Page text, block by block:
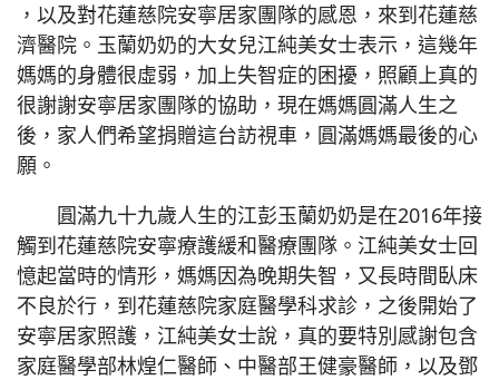
，以及對花蓮慈院安寧居家團隊的感恩，來到花蓮慈
濟醫院。玉蘭奶奶的大女兒江純美女士表示，這幾年
媽媽的身體很虛弱，加上失智症的困擾，照顧上真的
很謝謝安寧居家團隊的協助，現在媽媽圓滿人生之
後，家人們希望捐贈這台訪視車，圓滿媽媽最後的心
願。
圓滿九十九歲人生的江彭玉蘭奶奶是在2016年接
觸到花蓮慈院安寧療護緩和醫療團隊。江純美女士回
憶起當時的情形，媽媽因為晚期失智，又長時間臥床
不良於行，到花蓮慈院家庭醫學科求診，之後開始了
安寧居家照護，江純美女士說，真的要特別感謝包含
家庭醫學部林煌仁醫師、中醫部王健豪醫師，以及鄧